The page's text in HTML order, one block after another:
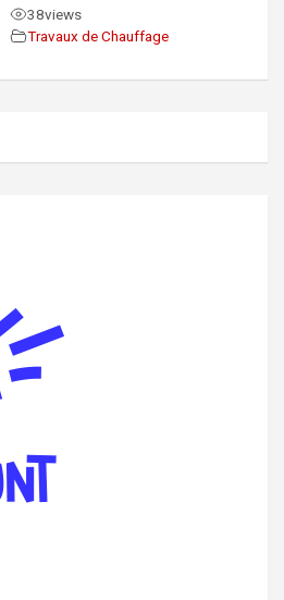
38views
Travaux de Chauffage